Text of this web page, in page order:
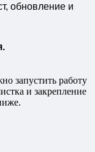
обновление и
запустить работу
и закрепление